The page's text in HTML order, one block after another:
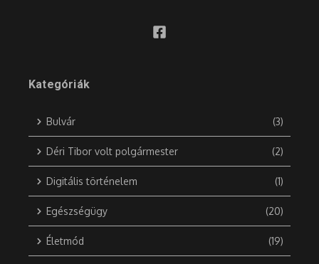
Kategóriák
Bulvár (3)
Déri Tibor volt polgármester (2)
Digitális történelem (1)
Egészségügy (20)
Életmód (19)